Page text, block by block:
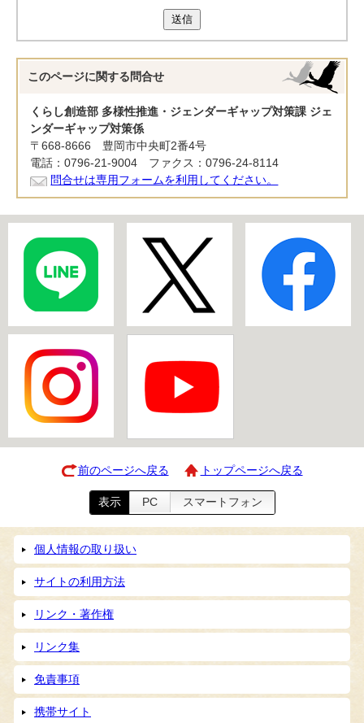
送信
このページに関する 問合せ
くらし創造部 多様性推進・ジェンダーギャップ対策課 ジェ
ンダーギャップ対策係
〒668-8666 豊岡市中央町2番4号
電話：0796-21-9004 ファクス：0796-24-8114
問合せは専用フォームを利用してください。
前のページへ戻る トップページへ戻る
表示 PC スマートフォン
個人情報の取り扱い
サイトの利用方法
リンク・著作権
リンク集
免責事項
携帯サイト